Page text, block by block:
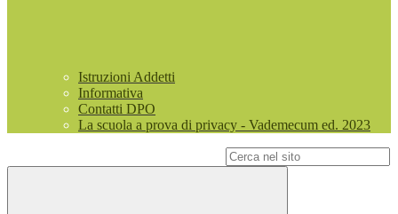
Istruzioni Addetti
Informativa
Contatti DPO
La scuola a prova di privacy - Vademecum ed. 2023